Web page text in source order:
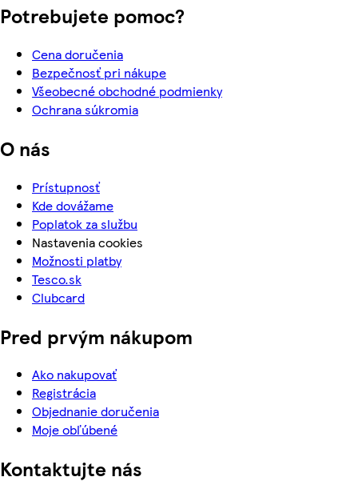
Potrebujete pomoc?
Cena doručenia
Bezpečnosť pri nákupe
Všeobecné obchodné podmienky
Ochrana súkromia
O nás
Prístupnosť
Kde dovážame
Poplatok za službu
Nastavenia cookies
Možnosti platby
Tesco.sk
Clubcard
Pred prvým nákupom
Ako nakupovať
Registrácia
Objednanie doručenia
Moje obľúbené
Kontaktujte nás